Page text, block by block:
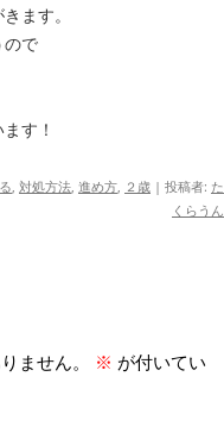
ます。
ので
す！
, 対処方法, 進め方, ２歳 | 投稿者: た
くらうん
ません。 ※ が付いてい